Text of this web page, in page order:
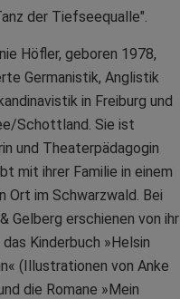
der Tiefseequalle".
Höfler, geboren 1978,
Germanistik, Anglistik
in Freiburg und
Schottland. Sie ist
und Theaterpädagogin
mit ihrer Familie in einem
Ort im Schwarzwald. Bei
Gelberg erschienen von ihr
Kinderbuch »Helsin
(Illustrationen von Anke
die Romane »Mein